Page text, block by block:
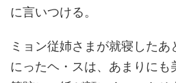
に言いつける。
ミョン従姉さまが就寝した
にったヘ・スは、あまりに